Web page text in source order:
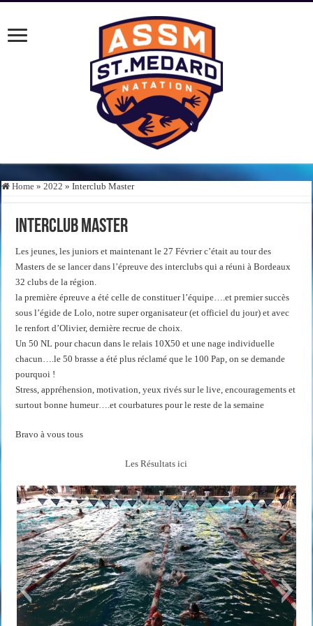
Home » 2022 » Interclub Master
Interclub Master
Les jeunes, les juniors et maintenant le 27 Février c’était au tour des
Masters de se lancer dans l’épreuve des interclubs qui a réuni à Bordeaux
32 clubs de la région.
la première épreuve a été celle de constituer l’équipe….et premier succès
sous l’égide de Lolo, notre super organisateur (et officiel du jour) et avec
le renfort d’Olivier, dernière recrue de choix.
Un 50 NL pour chacun dans le relais 10X50 et une nage individuelle
chacun….le 50 brasse a été plus réclamé que le 100 Pap, on se demande
pourquoi !
Stress, appréhension, motivation, yeux rivés sur le live, encouragements et
surtout bonne humeur….et courbatures pour le reste de la semaine
Bravo à vous tous
Les Résultats ici